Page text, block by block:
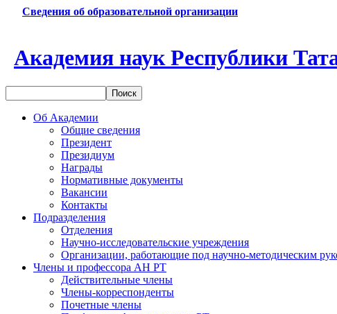
Сведения об образовательной организации
Академия наук Республики
Об Академии
Общие сведения
Президент
Президиум
Награды
Нормативные документы
Вакансии
Контакты
Подразделения
Отделения
Научно-исследовательские учреждения
Организации, работающие под научно-методическим
Члены и профессора АН РТ
Действительные члены
Члены-корреспонденты
Почетные члены